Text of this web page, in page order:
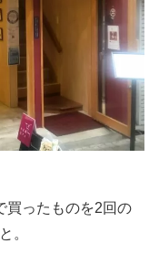
買ったものを2回の
。